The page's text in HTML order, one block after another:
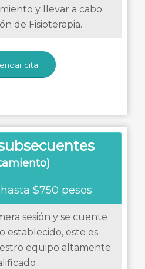
y llevar a cabo
de Fisioterapia.
cita
$750 pesos
sesión y se cuente
establecido, este es
equipo altamente